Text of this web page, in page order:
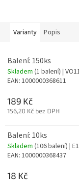
Varianty Popis
Balení: 150ks
Skladem (1 balení) |
EAN: 1000000368611
189 Kč
156,20 Kč bez DPH
Balení: 10ks
Skladem (106 balení) |
EAN: 1000000368437
18 Kč